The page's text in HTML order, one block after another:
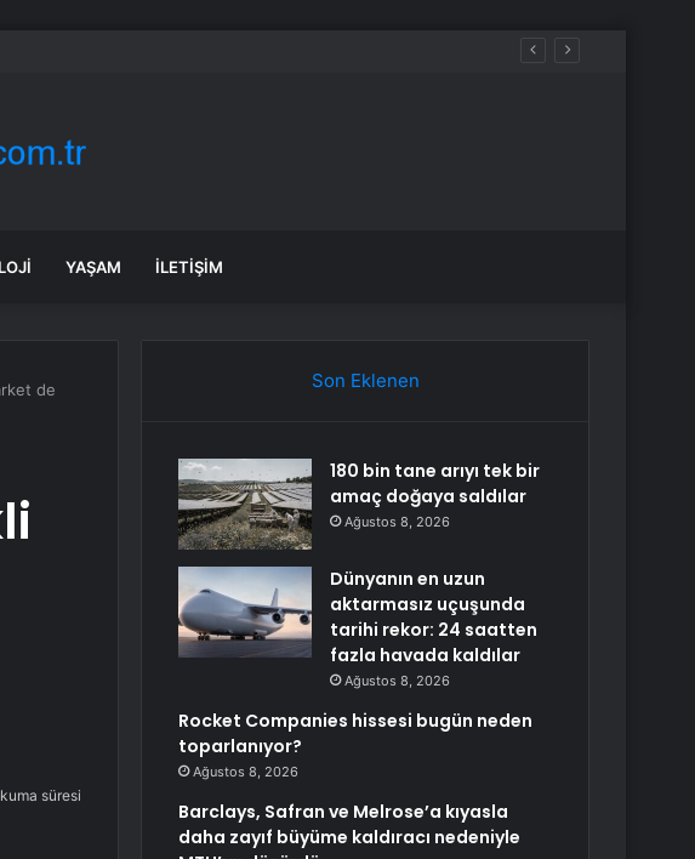
fazla havada kaldılar
YAŞAM İLETIŞIM
de
süresi
Son Eklenen
180 bin tane arıyı tek bir
amaç doğaya saldılar
Ağustos 8, 2026
Dünyanın en uzun
aktarmasız uçuşunda
tarihi rekor: 24 saatten
fazla havada kaldılar
Ağustos 8, 2026
Rocket Companies hissesi bugün neden
toparlanıyor?
Ağustos 8, 2026
Barclays, Safran ve Melrose’a kıyasla
daha zayıf büyüme kaldıracı nedeniyle